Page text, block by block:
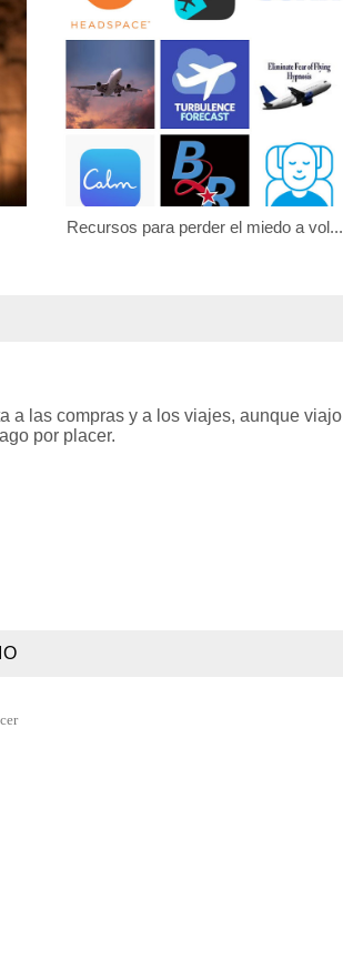
Recursos para perder el miedo a vol...
a las compras y a los viajes, aunque viajo
por placer.